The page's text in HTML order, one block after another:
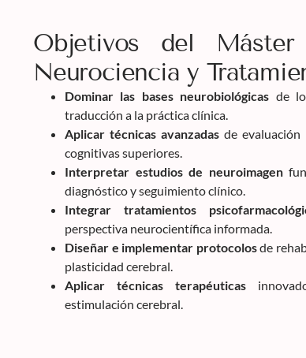
Objetivos del Máster
Neurociencia y
Dominar las bases neurobiológicas de
traducción a la práctica clínica.
Aplicar técnicas avanzadas de evaluación
cognitivas superiores.
Interpretar estudios de neuroimagen
diagnóstico y seguimiento clínico.
Integrar tratamientos
perspectiva neurocientífica informada.
Diseñar e implementar protocolosde
plasticidad cerebral.
Aplicar técnicas terapéuticas
estimulación cerebral.